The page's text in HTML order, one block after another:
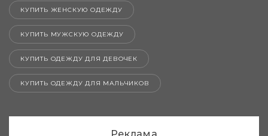
КУПИТЬ ЖЕНСКУЮ ОДЕЖДУ
КУПИТЬ МУЖСКУЮ ОДЕЖДУ
КУПИТЬ ОДЕЖДУ ДЛЯ ДЕВОЧЕК
КУПИТЬ ОДЕЖДУ ДЛЯ МАЛЬЧИКОВ